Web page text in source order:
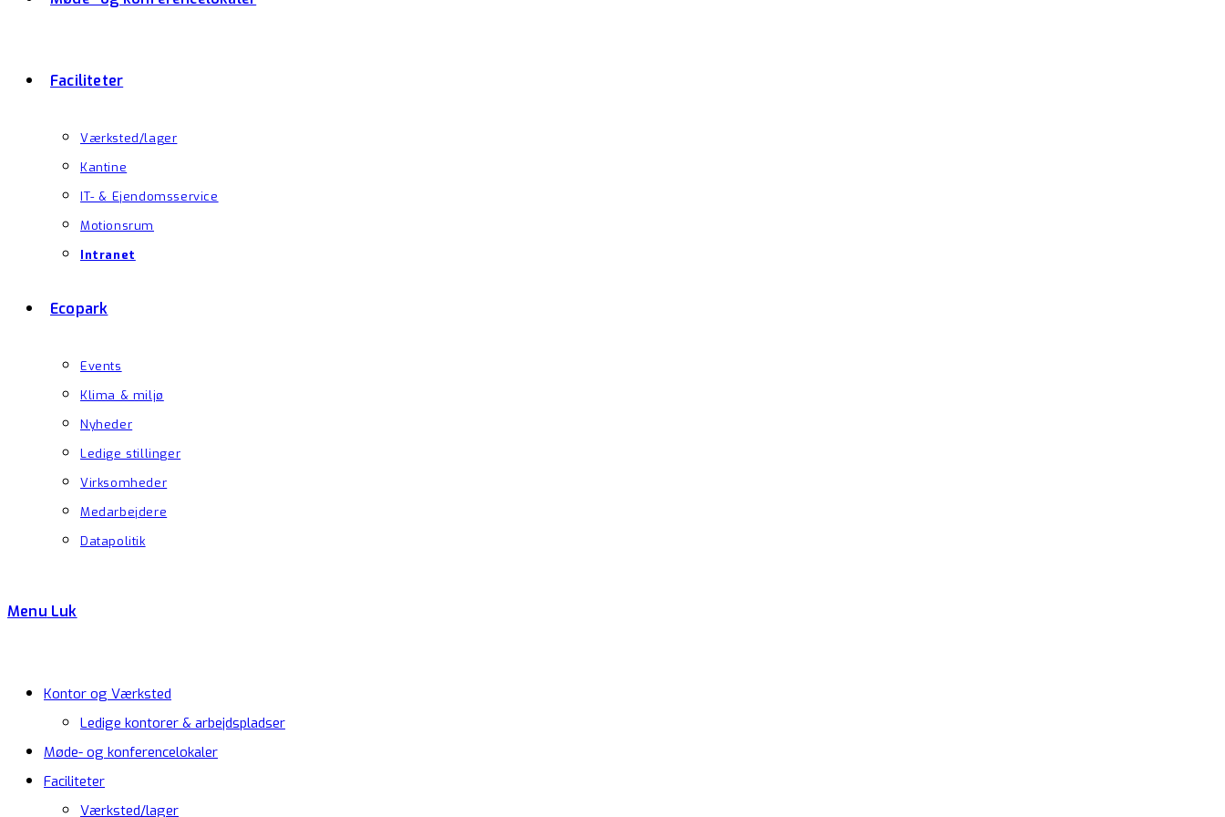
Faciliteter
Værksted/lager
Kantine
IT- & Ejendomsservice
Motionsrum
Intranet
Ecopark
Events
Klima & miljø
Nyheder
Ledige stillinger
Virksomheder
Medarbejdere
Datapolitik
Menu Luk
Kontor og Værksted
Ledige kontorer & arbejdspladser
Møde- og konferencelokaler
Faciliteter
Værksted/lager